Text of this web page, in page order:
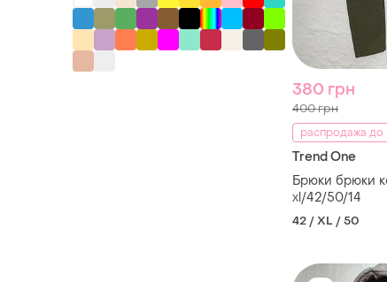
380 грн
400 грн
распродажа до
Trend One
Брюки брюки
xl/42/50/14
42 / XL / 50